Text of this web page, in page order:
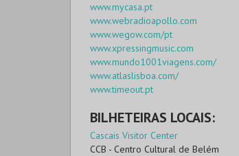
www.mycasa.pt
www.webradioapollo.com
www.wegow.com/pt
www.xpressingmusic.com
www.mundo1001viagens.com/
www.atlaslisboa.com/
www.timeout.pt
BILHETEIRAS LOCAIS:
Cascais Visitor Center
CCB - Centro Cultural de Belém